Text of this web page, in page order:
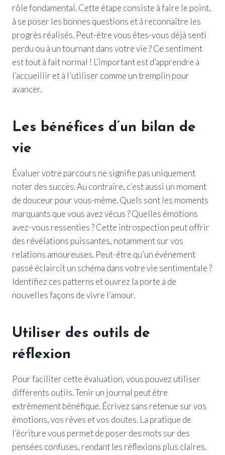
rôle fondamental. Cette étape consiste à faire le point,
à se poser les bonnes questions et à reconnaître les
progrès réalisés. Peut-être vous êtes-vous déjà senti
perdu ou à un tournant dans votre vie ? Ce sentiment
est tout à fait normal ! L’important est d’apprendre à
l’accueillir et à l’utiliser comme un tremplin pour
avancer.
Les bénéfices d’un bilan de
vie
Évaluer votre parcours ne signifie pas uniquement
noter des succès. Au contraire, c’est aussi un moment
de douceur pour vous-même. Quels sont les moments
marquants que vous avez vécus ? Quelles émotions
avez-vous ressenties ? Cette introspection peut offrir
des révélations puissantes, notamment sur vos
relations amoureuses. Peut-être qu’un événement
passé éclaircit un schéma dans votre vie sentimentale ?
Identifiez ces patterns et ouvrez la porte à de
nouvelles façons de vivre l’amour.
Utiliser des outils de
réflexion
Pour faciliter cette évaluation, vous pouvez utiliser
différents outils. Tenir un journal peut être
extrêmement bénéfique. Écrivez sans retenue sur vos
émotions, vos rêves et vos doutes. La pratique de
l’écriture vous permet de poser des mots sur des
pensées confuses, rendant les réflexions plus claires.